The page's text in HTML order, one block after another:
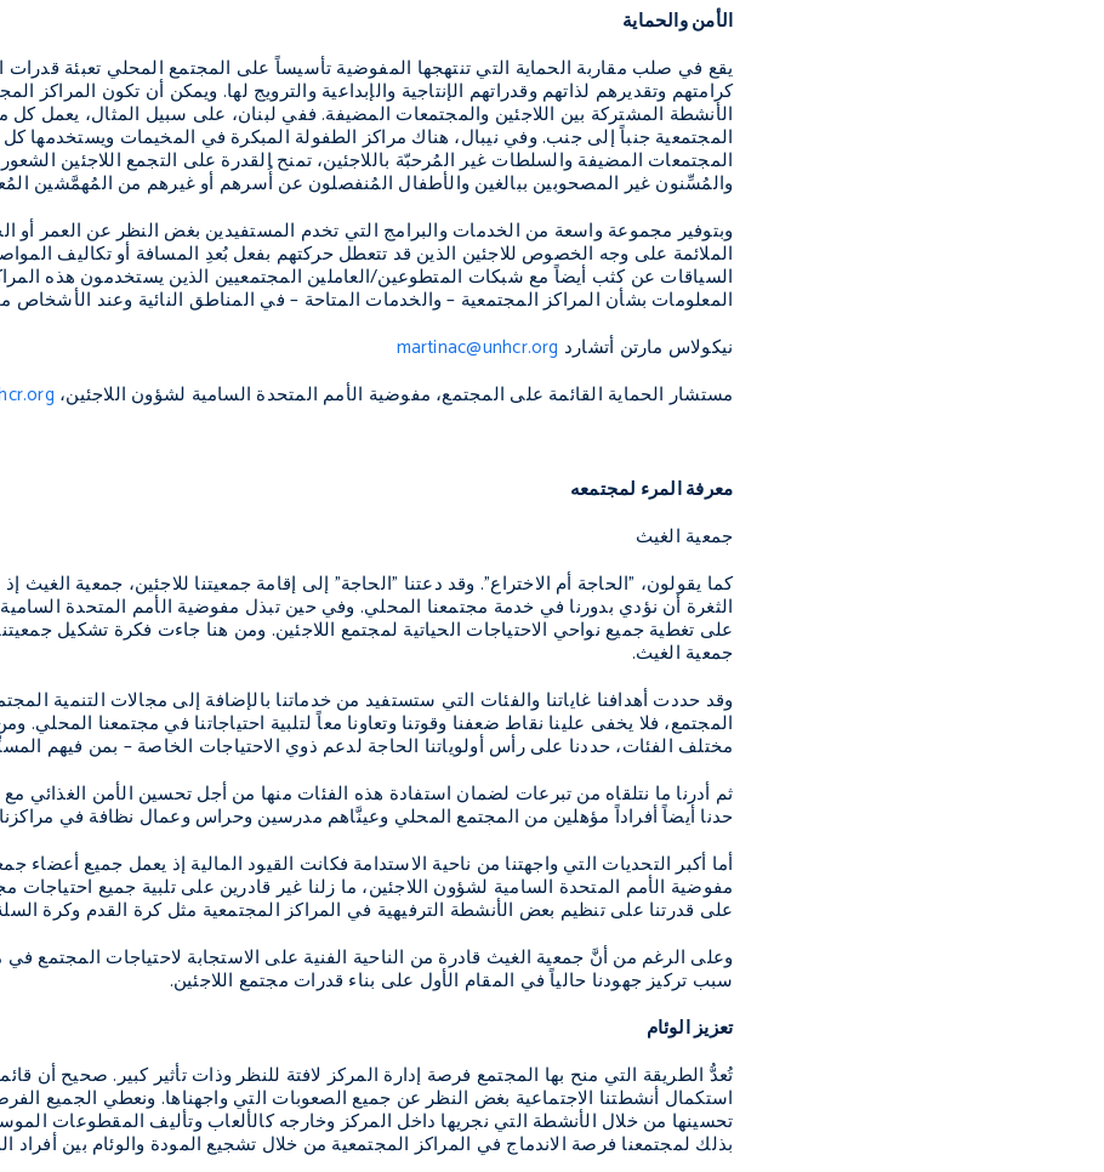
الأمن والحماية
يقع في صلب مقاربة الحماية التي تنتهجها المفوضية تأسيساً على المجتمع المحلي تعبئة قدرات
كرامتهم وتقديرهم لذاتهم وقدراتهم الإنتاجية والإبداعية والترويج لها. ويمكن أن تكون المراكز
الأنشطة المشتركة بين اللاجئين والمجتمعات المضيفة. ففي لبنان، على سبيل المثال، يعمل كل
المجتمعية جنباً إلى جنب. وفي نيبال، هناك مراكز الطفولة المبكرة في المخيمات ويستخدمها
المجتمعات المضيفة والسلطات غير المُرحبّة باللاجئين، تمنح القدرة على التجمع اللاجئين
والمُسِّنون غير المصحوبين ببالغين والأطفال المُنفصلون عن أُسرهم أو غيرهم من المُهمَّشين
وبتوفير مجموعة واسعة من الخدمات والبرامج التي تخدم المستفيدين بغض النظر عن العمر
الملائمة على وجه الخصوص للاجئين الذين قد تتعطل حركتهم بفعل بُعدِ المسافة أو تكاليف
السياقات عن كثب أيضاً مع شبكات المتطوعين/العاملين المجتمعيين الذين يستخدمون هذه
المعلومات بشأن المراكز المجتمعية – والخدمات المتاحة – في المناطق النائية وعند الأشخاص
نيكولاس مارتن أتشارد martinac@unhcr.org
مستشار الحماية القائمة على المجتمع، مفوضية الأمم المتحدة السامية لشؤون اللاجئين،
معرفة المرء لمجتمعه
جمعية الغيث
كما يقولون، "الحاجة أم الاختراع". وقد دعتنا "الحاجة" إلى إقامة جمعيتنا للاجئين، جمعية الغيث
الثغرة أن نؤدي بدورنا في خدمة مجتمعنا المحلي. وفي حين تبذل مفوضية الأمم المتحدة
على تغطية جميع نواحي الاحتياجات الحياتية لمجتمع اللاجئين. ومن هنا جاءت فكرة تشكيل
جمعية الغيث.
وقد حددت أهدافنا غاياتنا والفئات التي ستستفيد من خدماتنا بالإضافة إلى مجالات التنمية
المجتمع، فلا يخفى علينا نقاط ضعفنا وقوتنا وتعاونا معاً لتلبية احتياجاتنا في مجتمعنا
مختلف الفئات، حددنا على رأس أولوياتنا الحاجة لدعم ذوي الاحتياجات الخاصة – بمن فيهم
ثم أدرنا ما نتلقاه من تبرعات لضمان استفادة هذه الفئات منها من أجل تحسين الأمن الغذائي
حدنا أيضاً أفراداً مؤهلين من المجتمع المحلي وعينَّاهم مدرسين وحراس وعمال نظافة في
أما أكبر التحديات التي واجهتنا من ناحية الاستدامة فكانت القيود المالية إذ يعمل جميع
مفوضية الأمم المتحدة السامية لشؤون اللاجئين، ما زلنا غير قادرين على تلبية جميع احتياجات
على قدرتنا على تنظيم بعض الأنشطة الترفيهية في المراكز المجتمعية مثل كرة القدم وكرة
وعلى الرغم من أنَّ جمعية الغيث قادرة من الناحية الفنية على الاستجابة لاحتياجات المجتمع
سبب تركيز جهودنا حالياً في المقام الأول على بناء قدرات مجتمع اللاجئين.
تعزيز الوئام
تُعدُّ الطريقة التي منح بها المجتمع فرصة إدارة المركز لافتة للنظر وذات تأثير كبير. صحيح أن
استكمال أنشطتنا الاجتماعية بغض النظر عن جميع الصعوبات التي واجهناها. ونعطي الجميع
تحسينها من خلال الأنشطة التي نجريها داخل المركز وخارجه كالألعاب وتأليف المقطوعات
بذلك لمجتمعنا فرصة الاندماج في المراكز المجتمعية من خلال تشجيع المودة والوئام بين أفراد